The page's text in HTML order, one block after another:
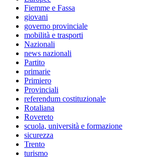
Fiemme e Fassa
giovani
governo provinciale
mobilità e trasporti
Nazionali
news nazionali
Partito
primarie
Primiero
Provinciali
referendum costituzionale
Rotaliana
Rovereto
scuola, università e formazione
sicurezza
Trento
turismo